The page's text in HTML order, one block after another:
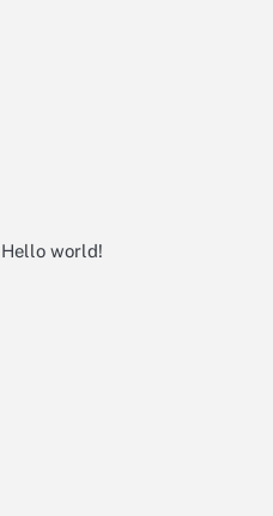
Hello world!